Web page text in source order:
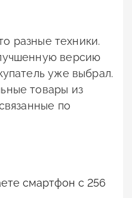
разные техники.
версию
уже выбрал.
товары из
по
смартфон с 256